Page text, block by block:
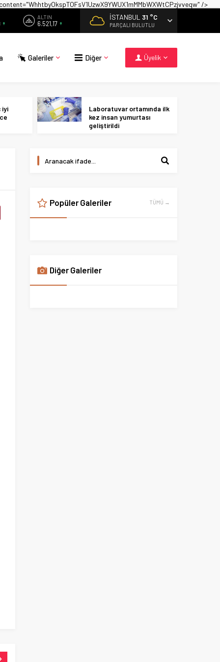
/>
ALTIN
6.521,17
İSTANBUL 31 °C
PARÇALI BULUTLU
Galeriler Diğer Üyelik
iyi
Laboratuvar ortamında ilk
kez insan yumurtası
geliştirildi
Popüler Galeriler TÜMÜ →
Diğer Galeriler